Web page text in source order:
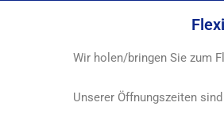
Wir holen/bringen Sie zum
Unserer Öffnungszeiten